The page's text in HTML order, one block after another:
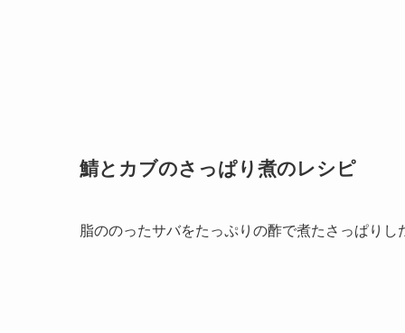
鯖とカブのさっぱり煮のレシピ
脂ののったサバをたっぷりの酢で煮たさっぱりし